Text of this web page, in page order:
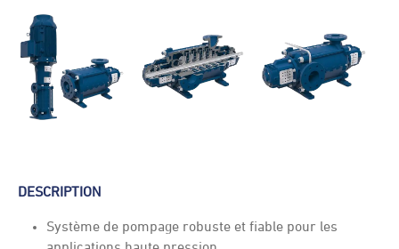
DESCRIPTION
Système de pompage robuste et fiable pour les